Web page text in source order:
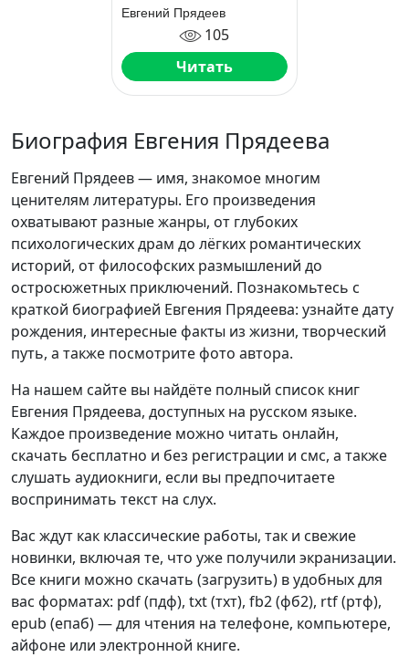
Евгений Прядеев
105
Читать
Биография Евгения Прядеева
Евгений Прядеев — имя, знакомое многим
ценителям литературы. Его произведения
охватывают разные жанры, от глубоких
психологических драм до лёгких романтических
историй, от философских размышлений до
остросюжетных приключений. Познакомьтесь с
краткой биографией Евгения Прядеева: узнайте дату
рождения, интересные факты из жизни, творческий
путь, а также посмотрите фото автора.
На нашем сайте вы найдёте полный список книг
Евгения Прядеева, доступных на русском языке.
Каждое произведение можно читать онлайн,
скачать бесплатно и без регистрации и смс, а также
слушать аудиокниги, если вы предпочитаете
воспринимать текст на слух.
Вас ждут как классические работы, так и свежие
новинки, включая те, что уже получили экранизации.
Все книги можно скачать (загрузить) в удобных для
вас форматах: pdf (пдф), txt (тхт), fb2 (фб2), rtf (ртф),
epub (епаб) — для чтения на телефоне, компьютере,
айфоне или электронной книге.